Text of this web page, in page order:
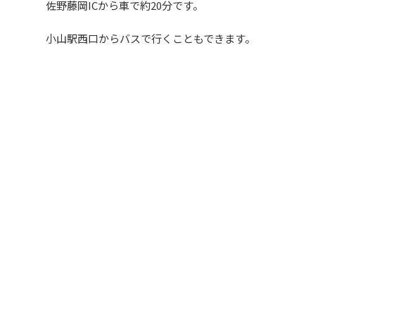
佐野藤岡ICから車で約20分です。
小山駅西口からバスで行くこともできます。